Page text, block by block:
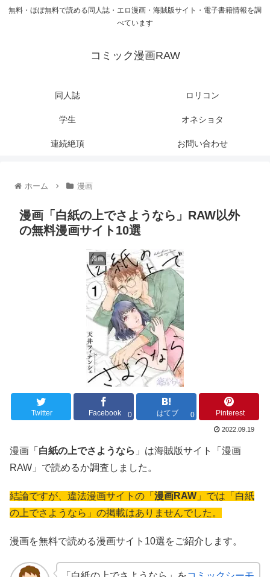
無料・ほぼ無料で読める同人誌・エロ漫画・海賊版サイト・電子書籍情報を調
べています
コミック漫画RAW
同人誌 ロリコン
学生 オネショタ
連続絶頂 お問い合わせ
ホーム 漫画
漫画「白紙の上でさようなら」RAW以外
の無料漫画サイト10選
漫画
Twitter Facebook 0 はてブ 0 Pinterest
2022.09.19
漫画「 白紙の上でさようなら 」は海賊版サイト「漫画
RAW」で読めるか調査しました。
結論ですが、違法漫画サイトの「 漫画RAW 」では「白紙
の上でさようなら」の掲載はありませんでした。
漫画を無料で読める漫画サイト10選をご紹介します。